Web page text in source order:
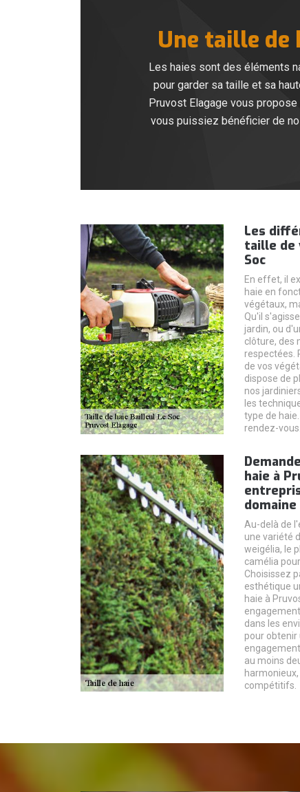
Une taille de
Les haies sont des éléments
pour garder sa taille et sa
Pruvost Elagage vous
vous puissiez bénéficier de
Les
taille de
Soc
En effet, il
haie en
végétaux,
Qu'il
jardin, ou
clôture, des
respectées.
de vos
dispose de
nos
les
type de
rendez-vous.
haie à
domaine
Au-delà de
une variété
weigélia, le
camélia
Choisissez
esthétique
haie à
dans les
pour obtenir
au moins
compétitifs.